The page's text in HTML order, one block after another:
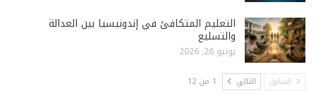
التعليم المتكافئ في إندونيسيا بين العدالة
والتسليع
يونيو 26, 2026
السابق التالي 1 من 12